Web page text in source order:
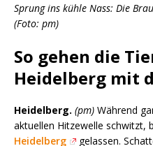
Sprung ins kühle Nass: Die
(Foto: pm)
So gehen die
Heidelberg mit
Heidelberg. (pm) Während
aktuellen Hitzewelle schwitzt,
Heidelberg
gelassen.